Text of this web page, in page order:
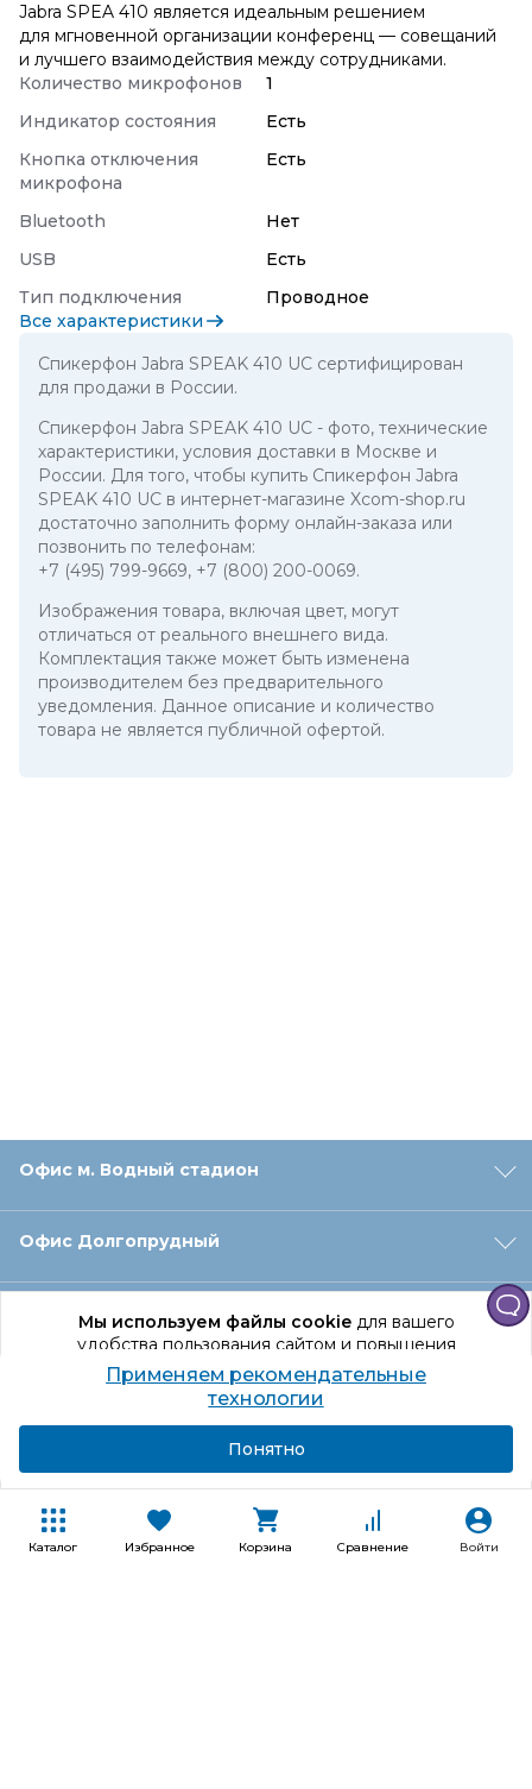
Каталог Избранное Корзина Сравнение Войти
Мы используем файлы cookieдля вашего
удобства пользования сайтом и повышения
качества рекомендаций.
Продолжая использование сайта, вы даете
согласие на обработку персональных данных
Jabra SPEA 410 является идеальным решением
для мгновенной организации конференц — совещаний
и лучшего взаимодействия между сотрудниками.
Количество микрофонов
1
Индикатор состояния
Есть
Кнопка отключения
микрофона
Есть
Bluetooth
Нет
USB
Есть
Тип подключения
Проводное
Все характеристики
Спикерфон Jabra SPEAK 410 UC сертифицирован
для продажи в России.
Спикерфон Jabra SPEAK 410 UC - фото, технические
характеристики, условия доставки в Москве и
России. Для того, чтобы купить Спикерфон Jabra
SPEAK 410 UC в интернет-магазине Xcom-shop.ru
достаточно заполнить форму онлайн-заказа или
позвонить по телефонам:
+7 (495) 799-9669, +7 (800) 200-0069.
Изображения товара, включая цвет, могут
отличаться от реального внешнего вида.
Комплектация также может быть изменена
производителем без предварительного
уведомления. Данное описание и количество
товара не является публичной офертой.
Офис м. Водный стадион
Офис Долгопрудный
Офис Санкт‑Петербург
Оформление заказа
Покупателям
Применяем рекомендательные
технологии
Понятно